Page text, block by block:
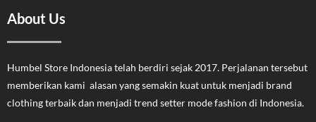
About Us
Humbel Store Indonesia telah berdiri sejak 2017. Perjalanan tersebut
memberikan kami alasan yang semakin kuat untuk menjadi brand
clothing terbaik dan menjadi trend setter mode fashion di Indonesia.